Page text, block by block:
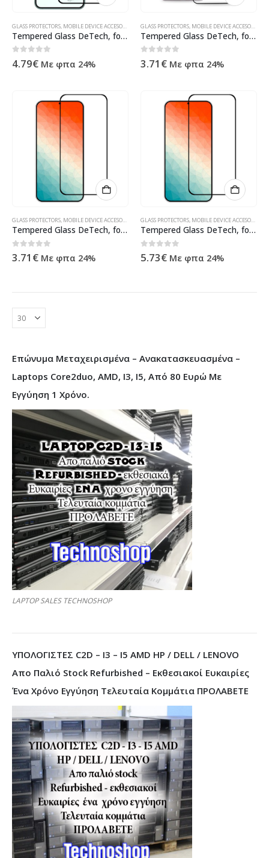
GLASS PROTECTORS, MOBILE DEVICE ACCESORIES SAMSUNG,ΠΡΟΪΌΝΤΑ ΠΛΗΡΟΦΟΡΙΚΉΣ - ΚΙΝΗΤΉΣ
Tempered Glass DeTech, for Samsung Galaxy S23 Plus, 3D Full Glue, 0.3mm, Black – 52747
0out of 5
4.79€ Με φπα 24%
GLASS PROTECTORS, MOBILE DEVICE ACCESORIES
Tempered Glass DeTech, for Samsung Galaxy S25, 3D Full Glue, 0.3mm, Black – 52756
0 out of 5
3.71 € Με φπα 24%
GLASS PROTECTORS, MOBILE DEVICE ACCESORIES SAMSUNG,ΠΡΟΪΌΝΤΑ ΠΛΗΡΟΦΟΡΙΚΉΣ - ΚΙΝΗΤΉΣ
Tempered Glass DeTech, for Samsung Galaxy S25 Plus, 3D Full Glue, 0.3mm, Black – 52757
0out of 5
3.71 € Με φπα 24%
GLASS PROTECTORS, MOBILE DEVICE ACCESORIES
Tempered Glass DeTech, for Samsung Galaxy S24 Plus, 3D Full Glue, 0.3mm, Black – 52751
0out of 5
5.73€ Με φπα 24%
Επώνυμα Μεταχειρισμένα – Ανακατασκευασμένα –
Laptops Core2duo, AMD, I3, I5, Από 80 Ευρώ Με
Εγγύηση 1 Χρόνο.
LAPTOP SALES TECHNOSHOP
ΥΠΟΛΟΓΙΣΤΕΣ C2D – I3 – I5 AMD HP / DELL / LENOVO
Απο Παλιό Stock Refurbished – Εκθεσιακοί Ευκαιρίες
Ένα Χρόνο Εγγύηση Τελευταία Κομμάτια ΠΡΟΛΑΒΕΤΕ